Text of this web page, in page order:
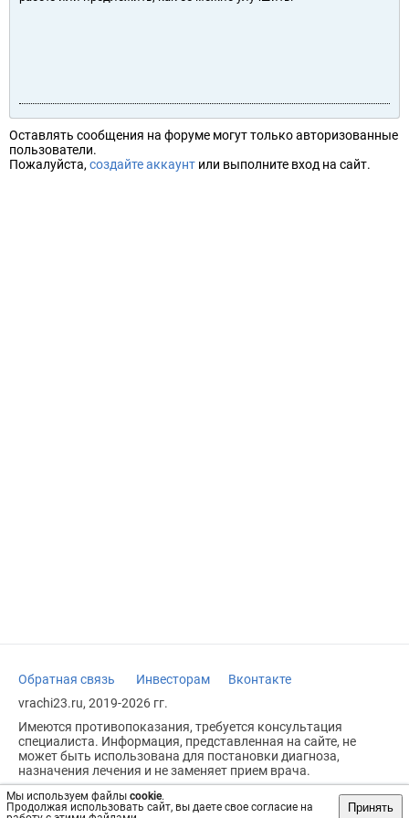
Мы используем файлы cookie.
Продолжая использовать сайт, вы даете свое согласие на
Принять
Оставлять сообщения на форуме могут только авторизованные
пользователи.
Пожалуйста, создайте аккаунт или выполните вход на сайт.
Обратная связь Инвесторам
Вконтакте
vrachi23.ru, 2019-2026 гг.
Имеются противопоказания, требуется консультация
специалиста. Информация, представленная на сайте, не
может быть использована для постановки диагноза,
назначения лечения и не заменяет прием врача.
Возрастное ограничение: 18+